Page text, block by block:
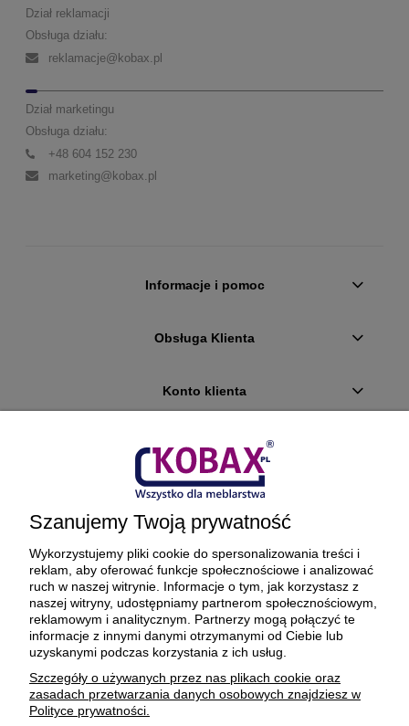
Dział reklamacji
Obsługa działu:
reklamacje@kobax.pl
Dział marketingu
Obsługa działu:
+48 604 152 230
marketing@kobax.pl
Informacje i pomoc
Obsługa Klienta
Konto klienta
Płatności i dostawa
Ciekawostki
O firmie
BEZPIECZNE PŁATNOŚCI ORAZ DOSTAWA
Szanujemy Twoją prywatność
Wykorzystujemy pliki cookie do spersonalizowania treści i
reklam, aby oferować funkcje społecznościowe i analizować
ruch w naszej witrynie. Informacje o tym, jak korzystasz z
naszej witryny, udostępniamy partnerom społecznościowym,
reklamowym i analitycznym. Partnerzy mogą połączyć te
informacje z innymi danymi otrzymanymi od Ciebie lub
uzyskanymi podczas korzystania z ich usług.
Szczegóły o używanych przez nas plikach cookie oraz
zasadach przetwarzania danych osobowych znajdziesz w
Polityce prywatności.